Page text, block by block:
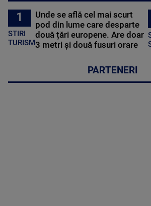
1
STIRI
TURISM
Unde se află cel mai scurt
pod din lume care desparte
două țări europene. Are doar
3 metri și două fusuri orare
PARTENERI